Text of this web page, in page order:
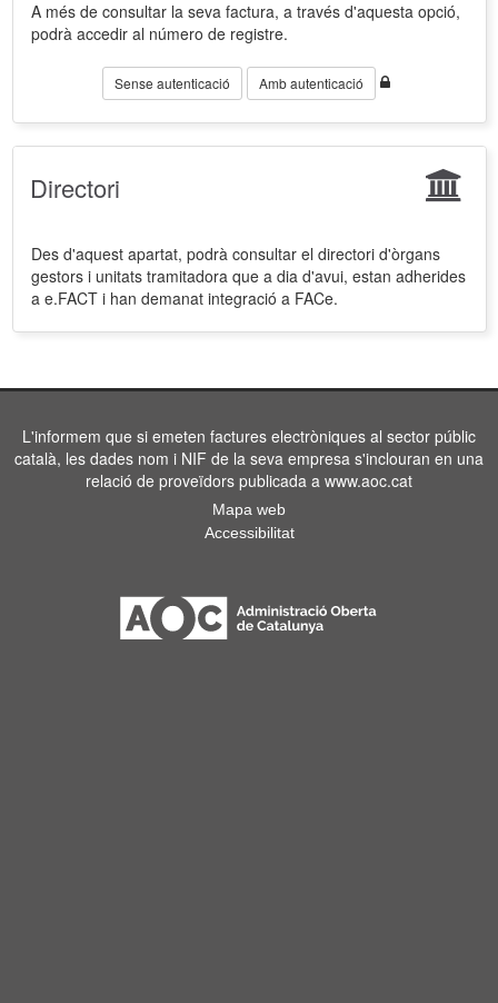
A més de consultar la seva factura, a través d'aquesta opció,
podrà accedir al número de registre.
Sense autenticació Amb autenticació
Directori
Des d'aquest apartat, podrà consultar el directori d'òrgans
gestors i unitats tramitadora que a dia d'avui, estan adherides
a e.FACT i han demanat integració a FACe.
L'informem que si emeten factures electròniques al sector públic
català, les dades nom i NIF de la seva empresa s'inclouran en una
relació de proveïdors publicada a www.aoc.cat
Mapa web
Accessibilitat